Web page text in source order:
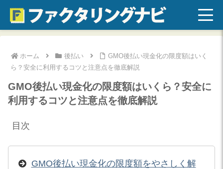
ホーム 後払い
GMO後払い現金化の限度額はいく
ら？安全に利用するコツと注意点を徹底解説
GMO後払い現金化の限度額はいくら？安全に
利用するコツと注意点を徹底解説
目次
GMO後払い現金化の限度額をやさしく解